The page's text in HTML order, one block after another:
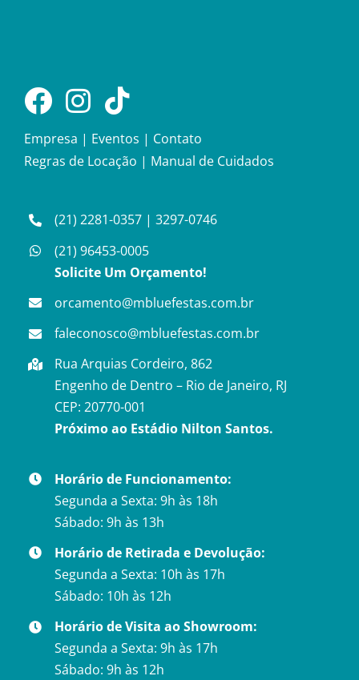
Empresa | Eventos | Contato
Regras de Locação | Manual de Cuidados
(21) 2281-0357 |3297-0746
(21) 96453-0005
Solicite Um Orçamento!
orcamento@mbluefestas.com.br
faleconosco@mbluefestas.com.br
Rua Arquias Cordeiro, 862
Engenho de Dentro – Rio de Janeiro, RJ
CEP: 20770-001
Próximo ao Estádio Nilton Santos.
Horário de Funcionamento:
Segunda a Sexta: 9h às 18h
Sábado: 9h às 13h
Horário de Retirada e Devolução:
Segunda a Sexta: 10h às 17h
Sábado: 10h às 12h
Horário de Visita ao Showroom:
Segunda a Sexta: 9h às 17h
Sábado: 9h às 12h